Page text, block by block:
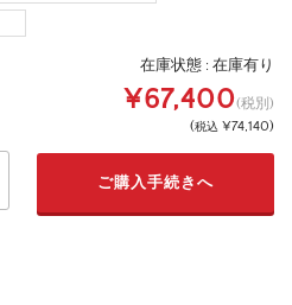
在庫状態 : 在庫有り
¥67,400(税別)
(税込 ¥74,140)